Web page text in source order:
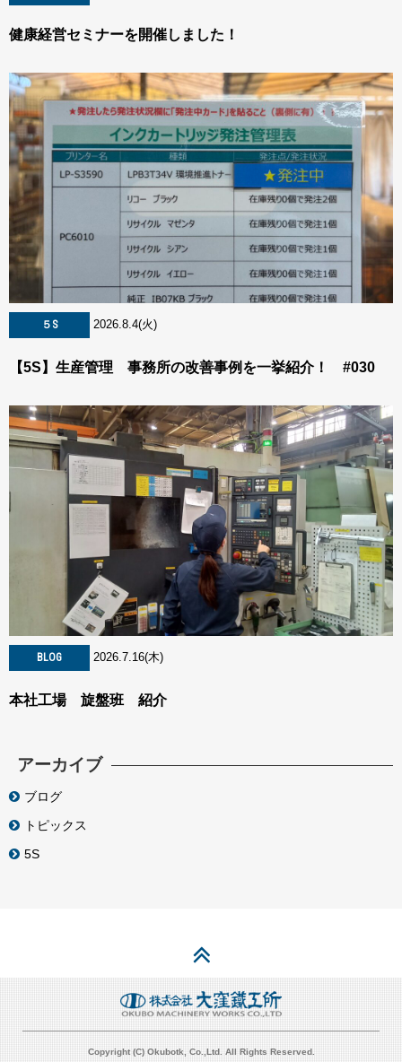
健康経営セミナーを開催しました！
５S 2026.8.4(火)
【5S】生産管理 事務所の改善事例を一挙紹介！ #030
BLOG 2026.7.16(木)
本社工場 旋盤班 紹介
アーカイブ
ブログ
トピックス
5S
Copyright (C) Okubotk, Co.,Ltd. All Rights Reserved.